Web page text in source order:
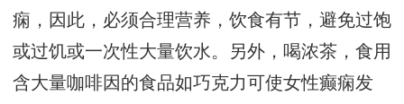
痫，因此，必须合理营养，饮食有节，避免过饱
或过饥或一次性大量饮水。另外，喝浓茶，食用
含大量咖啡因的食品如巧克力可使女性癫痫发